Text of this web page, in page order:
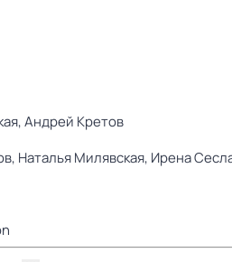
Андрей Кретов
Наталья Милявская, Ирена